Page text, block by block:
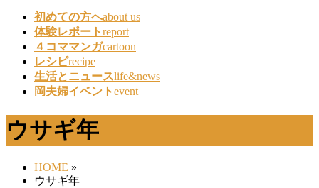
す
初めての方へabout us
体験レポートreport
４コママンガcartoon
レシピrecipe
生活とニュースlife&news
岡夫婦イベントevent
ウサギ年
HOME »
ウサギ年